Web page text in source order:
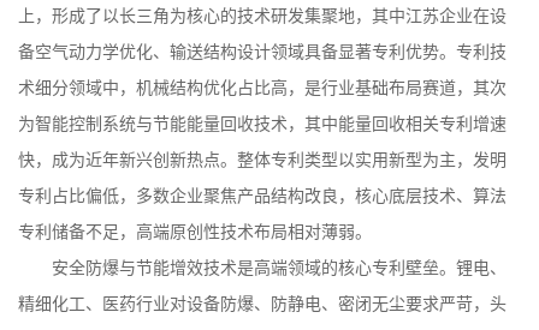
上，形成了以长三角为核心的技术研发集聚地，其中江苏企业在设
备空气动力学优化、输送结构设计领域具备显著专利优势。专利技
术细分领域中，机械结构优化占比高，是行业基础布局赛道，其次
为智能控制系统与节能能量回收技术，其中能量回收相关专利增速
快，成为近年新兴创新热点。整体专利类型以实用新型为主，发明
专利占比偏低，多数企业聚焦产品结构改良，核心底层技术、算法
专利储备不足，高端原创性技术布局相对薄弱。
安全防爆与节能增效技术是高端领域的核心专利壁垒。锂电、
精细化工、医药行业对设备防爆、防静电、密闭无尘要求严苛，头